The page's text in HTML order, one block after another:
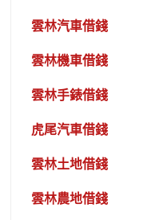
雲林汽車借錢
雲林機車借錢
雲林手錶借錢
虎尾汽車借錢
雲林土地借錢
雲林農地借錢